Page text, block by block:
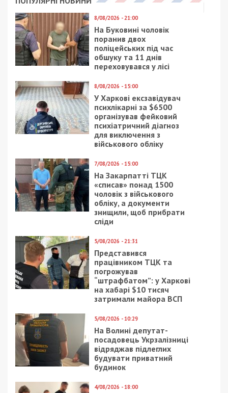
Обом затриманим повідомили про підозру за
низкою статей Кримінального кодексу України,
зокрема у державній зраді, пособництві у
вчиненні терористичного акту, підготовці до
теракту та незаконному поводженні з
вибуховими пристроями.
Наразі обидві підозрювані перебувають під
вартою без права внесення застави. У разі
доведення вини їм загрожує довічне
позбавлення волі з конфіскацією майна.
Facebook
Telegram
Twitter
WhatsApp
Viber
Email
| Метки:
військовий,СБУ текракт
Рекламні блоки дають нам змогу
залишатися незалежними ЗМІ, а вам -
отримувати найсвіжіші новини під ними.
Приєднуйтесь також до 49000 в Google News. Слідкуйте
за останніми новинами!
Приєднатися
Предыдущая статья:
Повідомлено про підозру колишньому
голові правління банку за незаконні
банківські операції на 210 млн грн